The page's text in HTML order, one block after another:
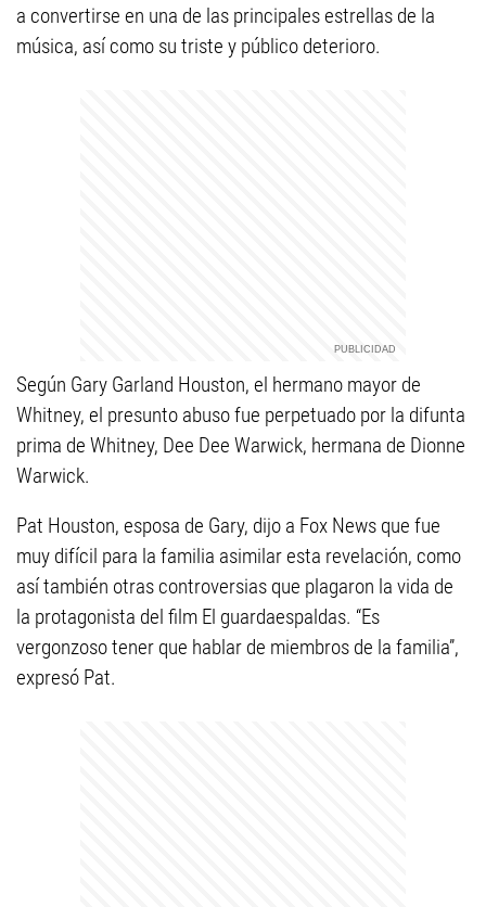
a convertirse en una de las principales estrellas de la
música, así como su triste y público deterioro.
Según Gary Garland Houston, el hermano mayor de
Whitney, el presunto abuso fue perpetuado por la difunta
prima de Whitney, Dee Dee Warwick, hermana de Dionne
Warwick.
Pat Houston, esposa de Gary, dijo a Fox News que fue
muy difícil para la familia asimilar esta revelación, como
así también otras controversias que plagaron la vida de
la protagonista del film El guardaespaldas. “Es
vergonzoso tener que hablar de miembros de la familia”,
expresó Pat.